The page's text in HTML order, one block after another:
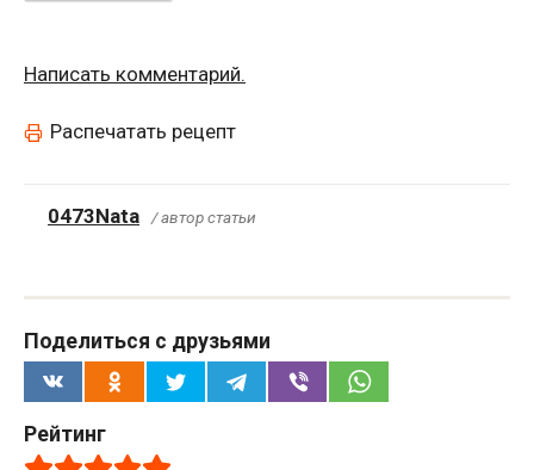
Написать комментарий.
Распечатать рецепт
0473Nata / автор статьи
Поделиться с друзьями
Рейтинг